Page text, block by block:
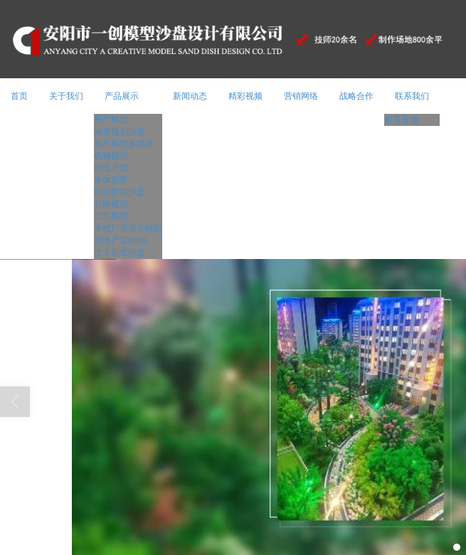
首页 关于我们 产品展示
房产模型
城市规划沙盘
展厅展馆多媒体
机械模型
剖面户型
单体别墅
区位壁挂沙盘
升降模型
工艺模型
学校厂房展示模型
房地产3D动画
上下沉式沙盘
新闻动态 精彩视频 营销网络 战略合作 联系我们
留言反馈